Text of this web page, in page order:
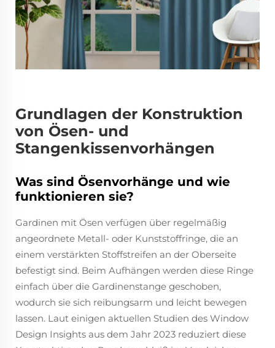
Grundlagen der Konstruktion
von Ösen- und
Stangenkissenvorhängen
Was sind Ösenvorhänge und wie
funktionieren sie?
Gardinen mit Ösen verfügen über regelmäßig
angeordnete Metall- oder Kunststoffringe, die an
einem verstärkten Stoffstreifen an der Oberseite
befestigt sind. Beim Aufhängen werden diese Ringe
einfach über die Gardinenstange geschoben,
wodurch sie sich reibungsarm und leicht bewegen
lassen. Laut einigen aktuellen Studien des Window
Design Insights aus dem Jahr 2023 reduziert diese